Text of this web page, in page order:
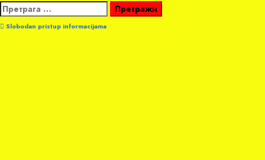
Претрага
за:
Slobodan pristup informacijama